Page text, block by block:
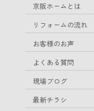
京阪ホームとは
リフォームの流れ
お客様のお声
よくある質問
現場ブログ
最新チラシ